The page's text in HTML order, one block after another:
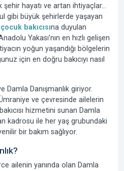
hayatı ve artan ihtiyaçlar…
gibi büyük şehirlerde yaşayan
çocuk bakıcısına duyulan
Yakası’nın en hızlı gelişen
yoğun yaşandığı bölgelerin
için en doğru bakıcıyı nasıl
Damla Danışmanlık giriyor.
ve çevresinde ailelerin
hizmetini sunan Damla
kadrosu ile her yaş grubundaki
bir bakım sağlıyor.
ailenin yanında olan Damla